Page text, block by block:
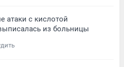
атаки с кислотой
из больницы